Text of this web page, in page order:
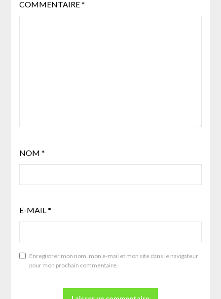
COMMENTAIRE*
NOM *
E-MAIL *
Enregistrer mon nom, mon e-mail et mon site dans le navigateur
pour mon prochain commentaire.